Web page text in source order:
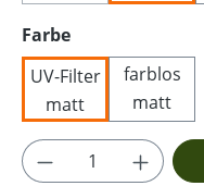
Farbeauswählen
UV-Filter
matt
farblos
matt
Produkt